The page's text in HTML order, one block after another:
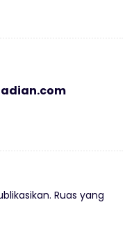
Ruas yang